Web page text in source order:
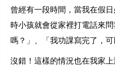
曾經有一段時間，當我在假
時小孩就會從家裡打電話來
嗎？」、「我功課寫完了，可
沒錯！這樣的情況也在我家